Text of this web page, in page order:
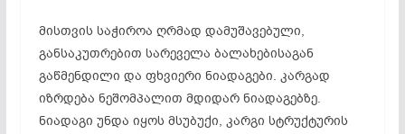
მისთვის საჭიროა ღრმად დამუშავებული,
განსაკუთრებით სარეველა ბალახებისაგან
გაწმენდილი და ფხვიერი ნიადაგები. კარგად
იზრდება ნეშომპალით მდიდარ ნიადაგებზე.
ნიადაგი უნდა იყოს მსუბუქი, კარგი სტრუქტურის